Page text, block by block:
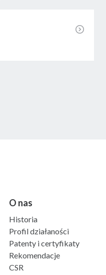
O nas
Historia
Profil działaności
Patenty i certyfikaty
Rekomendacje
CSR